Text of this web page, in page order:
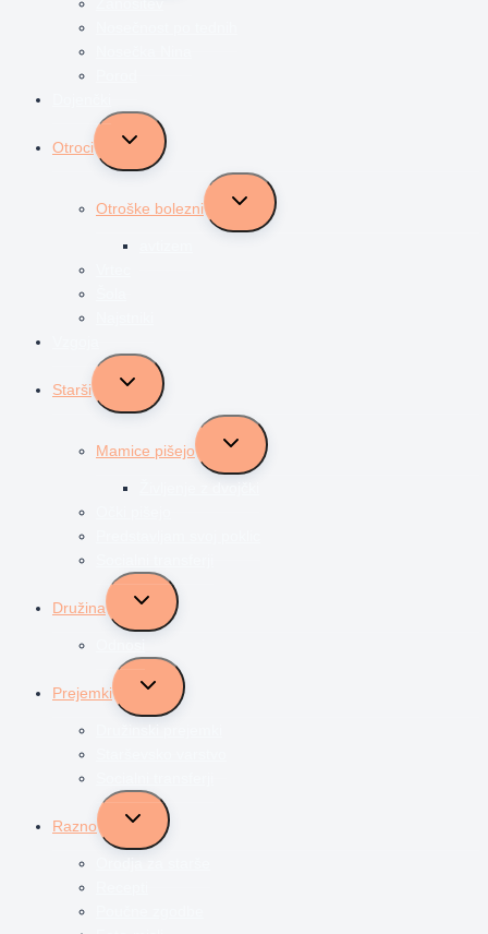
Otroci
Toggle
menu
Otroške bolezni
Toggle
menu
Starši
Toggle
menu
Mamice pišejo
Toggle
menu
Družina
Toggle
menu
Prejemki
Toggle
menu
Razno
Toggle
menu